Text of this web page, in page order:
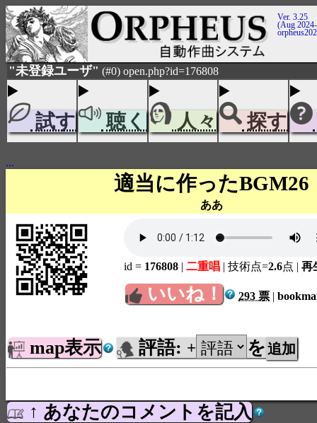
Ver. 3.25
(Aug
"未登録ユーザ" (#0) open.php?id=176808
試す 聴く 人々 探す
...
適当に作ったBGM26
ああ
id = 176808 | 二重唱 | 技術点=2.6点 | 再
いいね！ 293 票 |
map表示 評語: + を
↑ あなたのコメントを記入